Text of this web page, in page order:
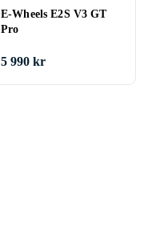
E-Wheels E2S V3 GT
Pro
5 990 kr